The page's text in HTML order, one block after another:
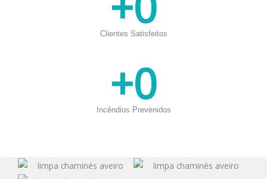
Clientes Satisfeitos
Incêndios Prevenidos
+0